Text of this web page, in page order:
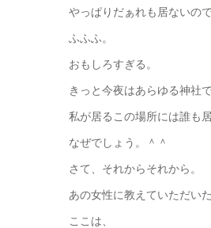
やっぱりだぁれも居ないので
ふふふ。
おもしろすぎる。
きっと今夜はあらゆる神社
私が居るこの場所には誰も
なぜでしょう。＾＾
さて、それからそれから。
あの女性に教えていただい
ここは、